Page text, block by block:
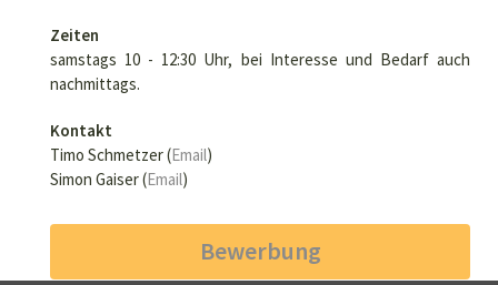
Zeiten
samstags 10 - 12:30 Uhr, bei Interesse und Bedarf auch
nachmittags.
Kontakt
Timo Schmetzer (Email)
Simon Gaiser (Email)
Bewerbung